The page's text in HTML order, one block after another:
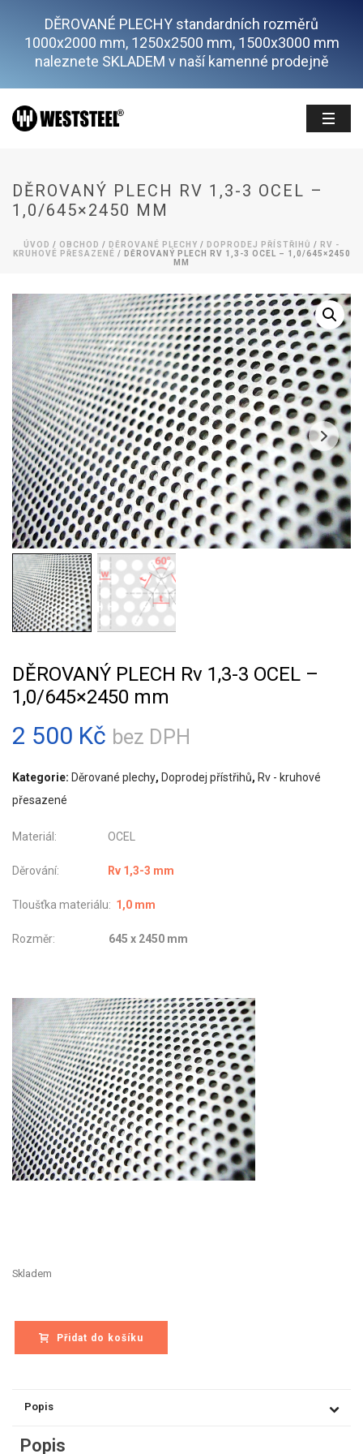
DĚROVANÉ PLECHY standardních rozměrů
1000x2000 mm, 1250x2500 mm, 1500x3000 mm
naleznete SKLADEM v naší kamenné prodejně
DĚROVANÝ PLECH RV 1,3-3 OCEL –
1,0/645×2450 MM
ÚVOD / OBCHOD / DĚROVANÉ PLECHY / DOPRODEJ PŘÍSTŘIHŮ / RV -
KRUHOVÉ PŘESAZENÉ / DĚROVANÝ PLECH RV 1,3-3 OCEL – 1,0/645×2450
MM
DĚROVANÝ PLECH Rv 1,3-3 OCEL –
1,0/645×2450 mm
2 500 Kč bez DPH
Kategorie: Děrované plechy, Doprodej přístřihů, Rv - kruhové
přesazené
Materiál: OCEL
Děrování: Rv 1,3-3 mm
Tloušťka materiálu: 1,0 mm
Rozměr: 645 x 2450 mm
Skladem
Přidat do košíku
Popis
Popis